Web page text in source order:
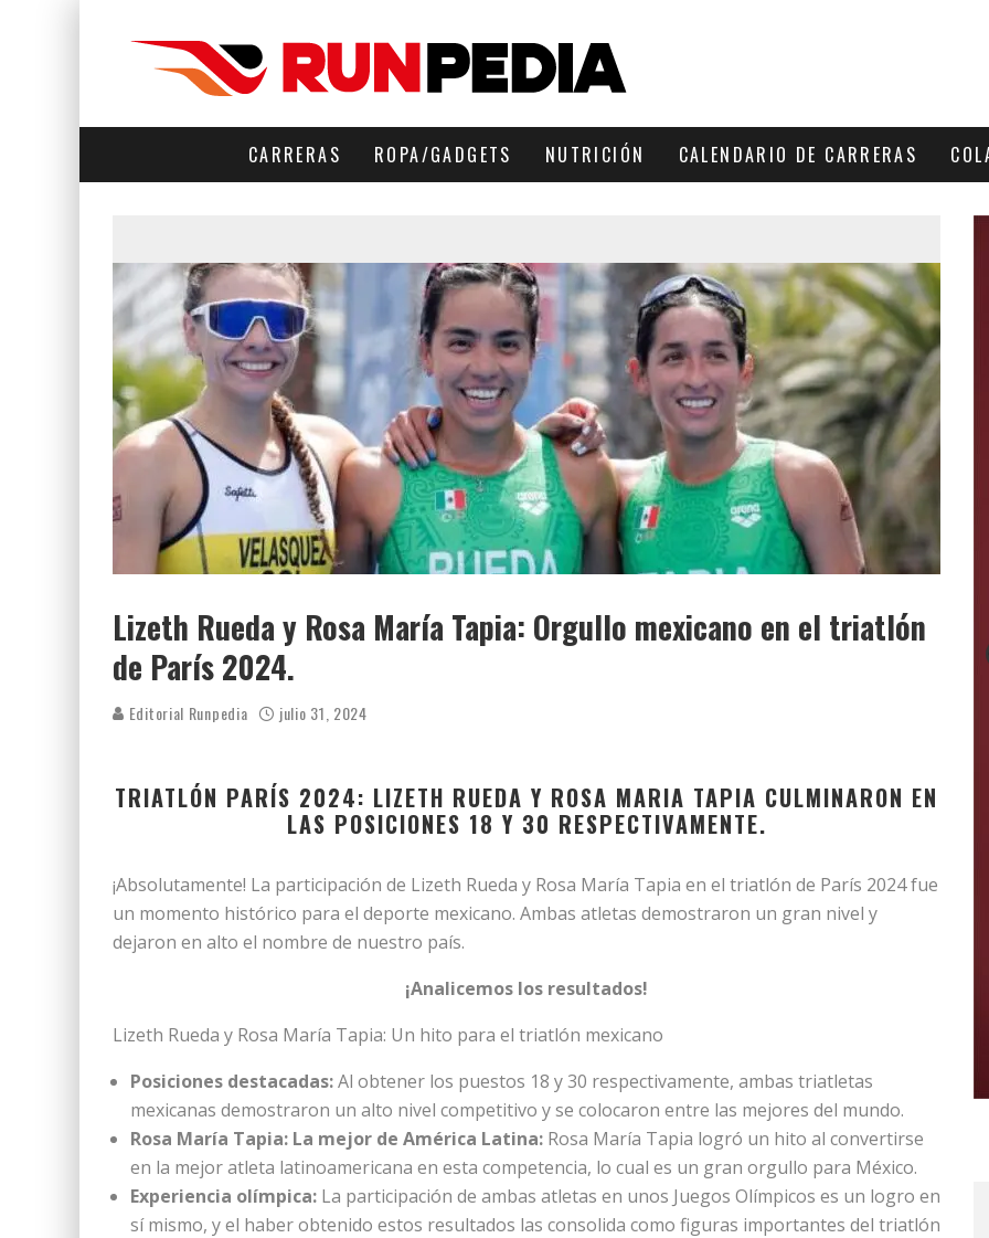
CARRERAS ROPA/GADGETS NUTRICIÓN CALENDARIO DE CARRERAS
Lizeth Rueda y Rosa María Tapia: Orgullo mexicano en el triatlón
de París 2024.
Editorial Runpedia julio 31, 2024
TRIATLÓN PARÍS 2024: LIZETH RUEDA Y ROSA MARIA TAPIA CULMINARON EN
LAS POSICIONES 18 Y 30 RESPECTIVAMENTE.
¡Absolutamente! La participación de Lizeth Rueda y Rosa María Tapia en el triatlón de París 2024 fue
un momento histórico para el deporte mexicano. Ambas atletas demostraron un gran nivel y
dejaron en alto el nombre de nuestro país.
¡Analicemos los resultados!
Lizeth Rueda y Rosa María Tapia: Un hito para el triatlón mexicano
Posiciones destacadas:Al obtener los puestos 18 y 30 respectivamente, ambas triatletas
mexicanas demostraron un alto nivel competitivo y se colocaron entre las mejores del mundo.
Rosa María Tapia: La mejor de América Latina: Rosa María Tapia logró un hito al convertirse
en la mejor atleta latinoamericana en esta competencia, lo cual es un gran orgullo para México.
Experiencia olímpica: La participación de ambas atletas en unos Juegos Olímpicos es un logro en
sí mismo, y el haber obtenido estos resultados las consolida como figuras importantes del triatlón